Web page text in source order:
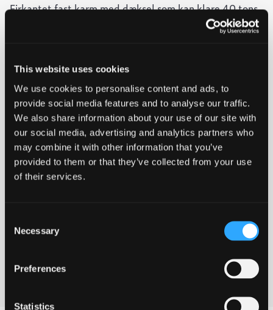
This website uses cookies
We use cookies to personalise content and ads, to
provide social media features and to analyse our traffic.
We also share information about your use of our site with
our social media, advertising and analytics partners who
may combine it with other information that you’ve
provided to them or that they’ve collected from your use
of their services.
Selection
Necessary
Preferences
Statistics
Firkantet fast karm med dæksel som kan klare 40 tons.
Er godkendt og tredjepartscertificeret i henhold til
EN124-2 og leveres umalet for at passe bedst muligt
Sælges kun i hele paller á 24 stk.
Leveres med klapring
Produkterne bliver produceret i kvaliteten EN-GJS-
500-7 og standard EN1563.
Firkantet
dæksel
antal
Ved at tilføje produkter til indkøbskurven, kan du sende os